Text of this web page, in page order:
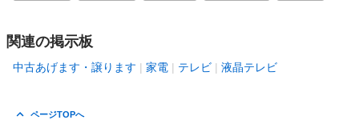
関連の掲示板
中古あげます・譲ります 家電 テレビ 液晶テレビ
ページTOPへ